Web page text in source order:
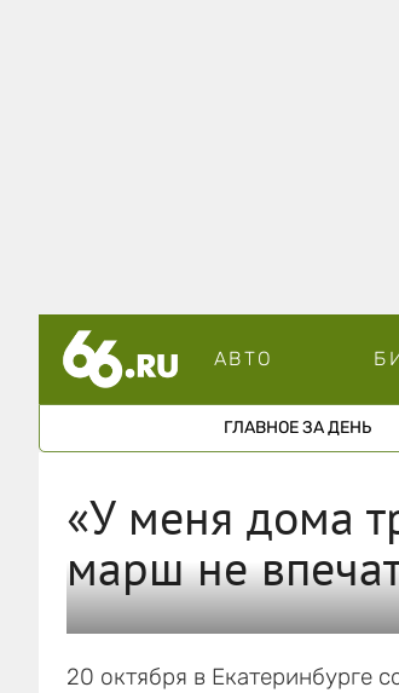
АВТО
ГЛАВНОЕ ЗА ДЕНЬ
«У меня дома
марш не
20 октября в Екатеринбурге